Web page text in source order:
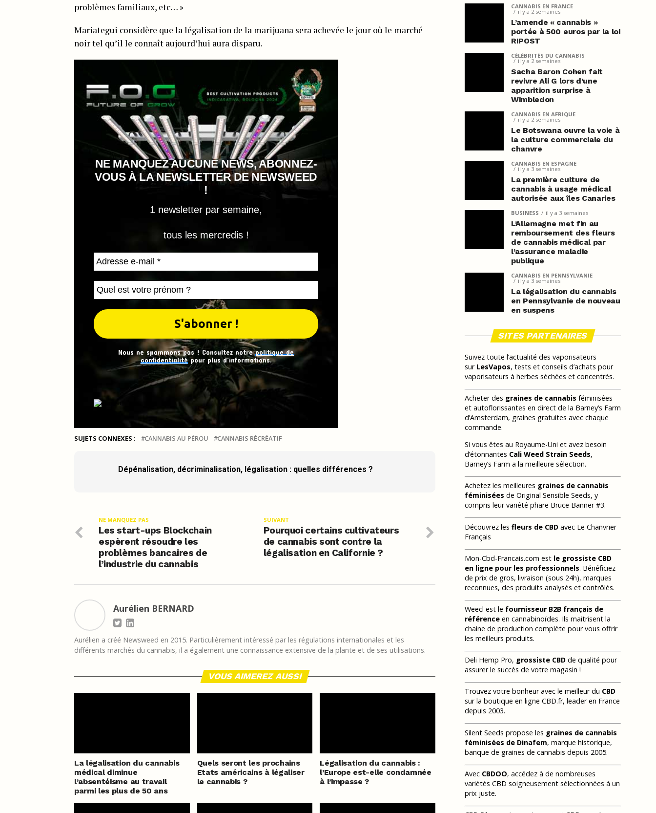
problèmes familiaux, etc… »
Mariategui considère que la légalisation de la marijuana sera achevée le jour où le marché
noir tel qu’il le connaît aujourd’hui aura disparu.
NE MANQUEZ AUCUNE NEWS, ABONNEZ-
VOUS À LA NEWSLETTER DE NEWSWEED
!
1 newsletter par semaine,
tous les mercredis !
Nous ne spammons pas ! Consultez notrepolitique de
confidentialitépour plus d’informations.
SUJETS CONNEXES : CANNABIS AU PÉROU CANNABIS RÉCRÉATIF
Dépénalisation, décriminalisation, légalisation : quelles différences ?
SUIVANT
Pourquoi certains cultivateurs
de cannabis sont contre la
légalisation en Californie ?
NE MANQUEZ PAS
Les start-ups Blockchain
espèrent résoudre les
problèmes bancaires de
l’industrie du cannabis
Aurélien BERNARD
Aurélien a créé Newsweed en 2015. Particulièrement intéressé par les régulations internationales et les
différents marchés du cannabis, il a également une connaissance extensive de la plante et de ses utilisations.
VOUS AIMEREZ AUSSI
La légalisation du cannabis
médical diminue
l’absentéisme au travail
parmi les plus de 50 ans
Quels seront les prochains
Etats américains à légaliser
le cannabis ?
Légalisation du cannabis :
l’Europe est-elle condamnée
à l’impasse ?
CANNABIS EN FRANCE
il y a 2 semaines
L’amende « cannabis »
portée à 500 euros par la loi
RIPOST
CÉLÉBRITÉS DU CANNABIS
il y a 2 semaines
Sacha Baron Cohen fait
revivre Ali G lors d’une
apparition surprise à
Wimbledon
CANNABIS EN AFRIQUE
il y a 2 semaines
Le Botswana ouvre la voie à
la culture commerciale du
chanvre
CANNABIS EN ESPAGNE
il y a 3 semaines
La première culture de
cannabis à usage médical
autorisée aux îles Canaries
BUSINESS il y a 3 semaines
L’Allemagne met fin au
remboursement des fleurs
de cannabis médical par
l’assurance maladie
publique
CANNABIS EN PENNSYLVANIE
il y a 3 semaines
La légalisation du cannabis
en Pennsylvanie de nouveau
en suspens
SITES PARTENAIRES
Suivez toute l’actualité des vaporisateurs
sur LesVapos, tests et conseils d’achats pour
vaporisateurs à herbes séchées et concentrés.
Acheter des graines de cannabis féminisées
et autoflorissantes en direct de la Barney’s Farm
d’Amsterdam, graines gratuites avec chaque
commande.
Si vous êtes au Royaume-Uni et avez besoin
d’étonnantes Cali Weed Strain Seeds,
Barney’s Farm a la meilleure sélection.
Achetez les meilleures graines de cannabis
féminisées de Original Sensible Seeds, y
compris leur variété phare Bruce Banner #3.
Découvrez les fleurs de CBD avec Le Chanvrier
Français
Mon-Cbd-Francais.com est le grossiste CBD
en ligne pour les professionnels. Bénéficiez
de prix de gros, livraison (sous 24h), marques
reconnues, des produits analysés et contrôlés.
Weecl est le fournisseur B2B français de
référence en cannabinoïdes. Ils maitrisent la
chaine de production complète pour vous offrir
les meilleurs produits.
Deli Hemp Pro, grossiste CBD de qualité pour
assurer le succès de votre magasin !
Trouvez votre bonheur avec le meilleur du CBD
sur la boutique en ligne CBD.fr, leader en France
depuis 2003.
Silent Seeds propose les graines de cannabis
féminisées de Dinafem, marque historique,
banque de graines de cannabis depuis 2005.
Avec CBDOO, accédez à de nombreuses
variétés CBD soigneusement sélectionnées à un
prix juste.